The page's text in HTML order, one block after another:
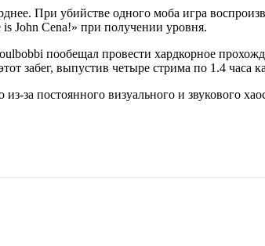
При убийстве одного моба игра
John Cena!» при получении уровня.
пообещал провести хардкорное
забег, выпустив четыре стрима по 1.4 часа
из-за постоянного визуального и звукового